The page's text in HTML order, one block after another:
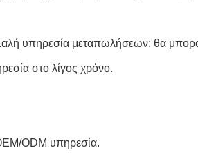
υπηρεσία μεταπωλήσεων: θα
στο λίγος χρόνο.
ODM υπηρεσία.